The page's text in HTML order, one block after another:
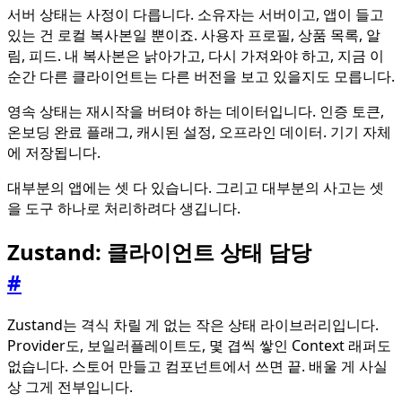
서버 상태는 사정이 다릅니다. 소유자는 서버이고, 앱이 들고
있는 건 로컬 복사본일 뿐이죠. 사용자 프로필, 상품 목록, 알
림, 피드. 내 복사본은 낡아가고, 다시 가져와야 하고, 지금 이
순간 다른 클라이언트는 다른 버전을 보고 있을지도 모릅니다.
영속 상태는 재시작을 버텨야 하는 데이터입니다. 인증 토큰,
온보딩 완료 플래그, 캐시된 설정, 오프라인 데이터. 기기 자체
에 저장됩니다.
대부분의 앱에는 셋 다 있습니다. 그리고 대부분의 사고는 셋
을 도구 하나로 처리하려다 생깁니다.
Zustand: 클라이언트 상태 담당
#
Zustand는 격식 차릴 게 없는 작은 상태 라이브러리입니다.
Provider도, 보일러플레이트도, 몇 겹씩 쌓인 Context 래퍼도
없습니다. 스토어 만들고 컴포넌트에서 쓰면 끝. 배울 게 사실
상 그게 전부입니다.